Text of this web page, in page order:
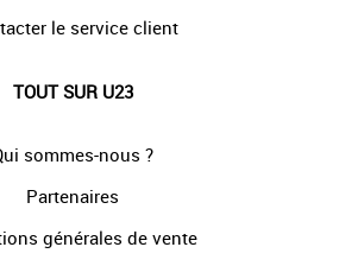
le service client
TOUT SUR U23
sommes-nous ?
Partenaires
générales de vente